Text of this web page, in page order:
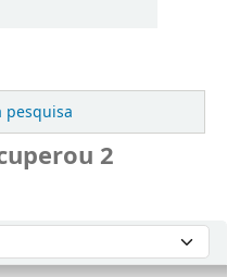
pesquisa
2